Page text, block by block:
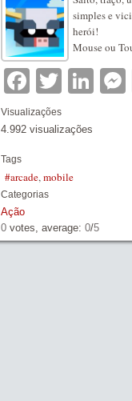
simples e
herói!
Mouse ou
Visualizações
4.992 visualizações
Tags
#arcade,mobile
Categorias
Ação
0 votes, average: 0/5